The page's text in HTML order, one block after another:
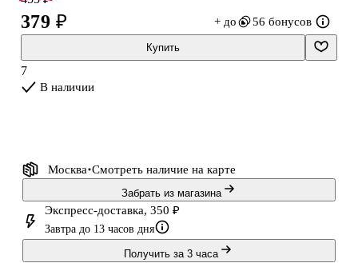
379 ₽ + до 56 бонусов
Купить
7
В наличии
Москва Смотреть наличие на карте
Забрать из магазина
Экспресс-доставка, 350 ₽
Завтра до 13 часов дня
Получить за 3 часа